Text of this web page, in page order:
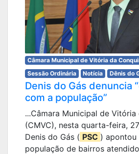
Câmara Municipal de Vitória da
Sessão Ordinária
Notícia Dênis do
Denis do Gás denuncia
com a população”
...Câmara Municipal de
(CMVC), nesta quarta-feira,
Denis do Gás ( PSC ) apontou
população de bairros